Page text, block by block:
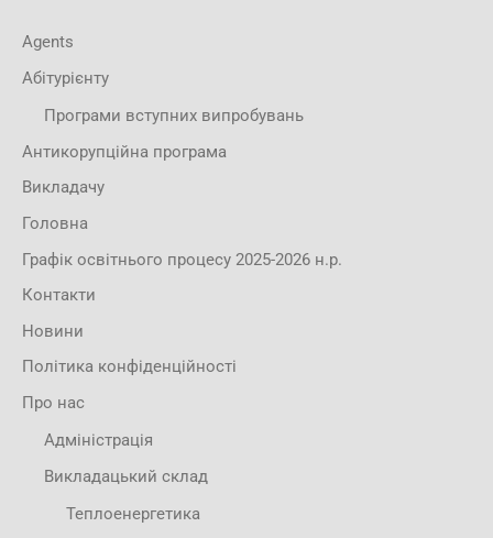
Agents
Абітурієнту
Програми вступних випробувань
Антикорупційна програма
Викладачу
Головна
Графік освітнього процесу 2025-2026 н.р.
Контакти
Новини
Політика конфіденційності
Про нас
Адміністрація
Викладацький склад
Теплоенергетика